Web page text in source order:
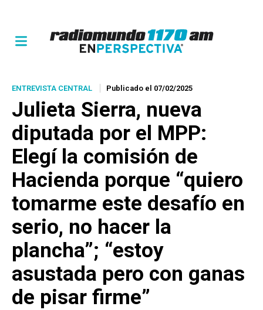
ENTREVISTA CENTRAL Publicado el 07/02/2025
Julieta Sierra, nueva
diputada por el MPP:
Elegí la comisión de
Hacienda porque “quiero
tomarme este desafío en
serio, no hacer la
plancha”; “estoy
asustada pero con ganas
de pisar firme”